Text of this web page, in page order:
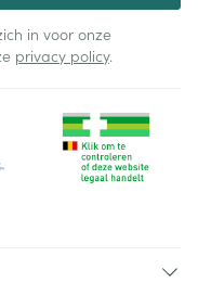
in voor onze
privacy policy.